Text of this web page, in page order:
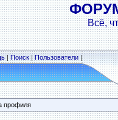
Всё,
|Поиск|Пользователи|
профиля